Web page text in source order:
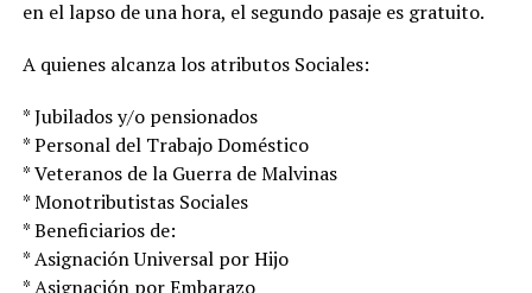
en el lapso de una hora, el segundo pasaje es gratuito.
A quienes alcanza los atributos Sociales:
* Jubilados y/o pensionados
* Personal del Trabajo Doméstico
* Veteranos de la Guerra de Malvinas
* Monotributistas Sociales
* Beneficiarios de:
* Asignación Universal por Hijo
* Asignación por Embarazo